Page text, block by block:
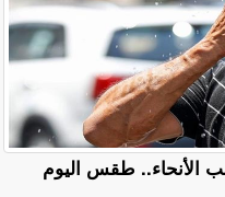
الأنحاء.. طقس اليوم